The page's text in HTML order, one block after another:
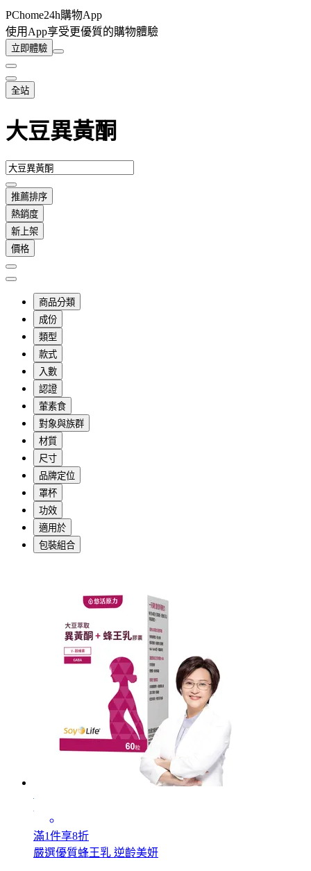
PChome24h購物App
使用App享受更優質的購物體驗
立即體驗
全站
大豆異黃酮
推薦排序
熱銷度
新上架
價格
商品分類
成份
類型
款式
入數
認證
葷素食
對象與族群
材質
尺寸
品牌定位
罩杯
功效
適用於
包裝組合
滿1件享8折
嚴選優質蜂王乳 逆齡美妍